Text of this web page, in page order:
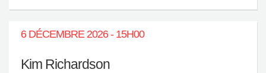
6 DÉCEMBRE 2026 - 15H00
Kim Richardson